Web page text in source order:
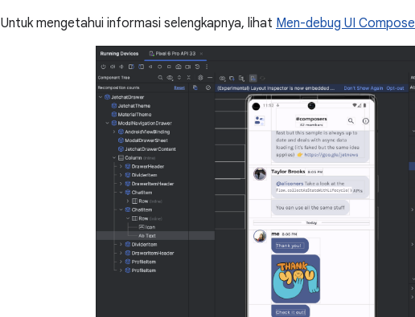
Untuk mengetahui informasi selengkapnya, lihat Men-debug UI Compose